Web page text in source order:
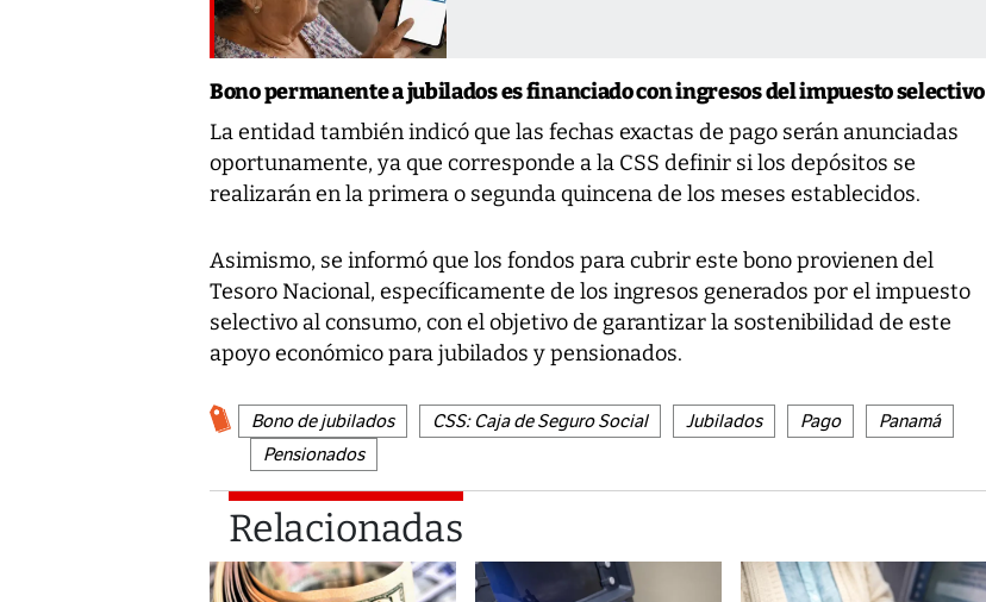
Bono permanente a jubilados es financiado con ingresos del impuesto selectivo
La entidad también indicó que las fechas exactas de pago serán anunciadas
oportunamente, ya que corresponde a la CSS definir si los depósitos se
realizarán en la primera o segunda quincena de los meses establecidos.
Asimismo, se informó que los fondos para cubrir este bono provienen del
Tesoro Nacional, específicamente de los ingresos generados por el impuesto
selectivo al consumo, con el objetivo de garantizar la sostenibilidad de este
apoyo económico para jubilados y pensionados.
Bono de jubilados CSS: Caja de Seguro Social Jubilados Pago
Panamá
Pensionados
Relacionadas